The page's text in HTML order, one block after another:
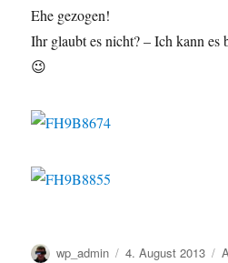
Ehe gezogen!
Ihr glaubt es nicht? – Ich kann es
😉
Autor
wp_admin
Veröffentlicht
4. August 2013